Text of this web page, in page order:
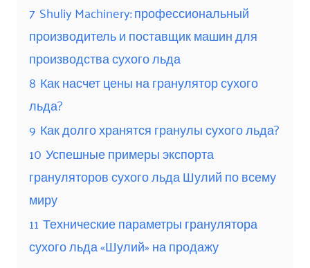
7 Shuliy Machinery: профессиональный
производитель и поставщик машин для
производства сухого льда
8 Как насчет цены на гранулятор сухого
льда?
9 Как долго хранятся гранулы сухого льда?
10 Успешные примеры экспорта
грануляторов сухого льда Шулий по всему
миру
11 Технические параметры гранулятора
сухого льда «Шулий» на продажу